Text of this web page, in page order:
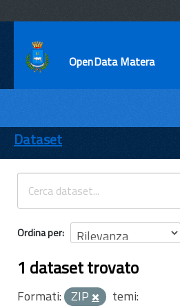
OpenData Matera
ENTI
TEMI
INFORMAZIONI
Dataset
Ordina per
1 dataset trovato
Formati: ZIP
temi: